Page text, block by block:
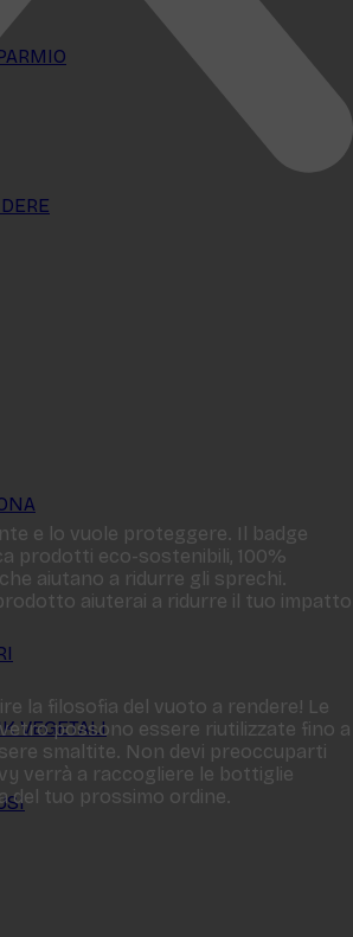
VEGETALI
e lo vuole proteggere. Il badge
prodotti eco-sostenibili, 100%
aiutano a ridurre gli sprechi.
aiuterai a ridurre il tuo impatto
la filosofia del vuoto a rendere! Le
possono essere riutilizzate fino a
smaltite. Non devi preoccuparti
verrà a raccogliere le bottiglie
del tuo prossimo ordine.